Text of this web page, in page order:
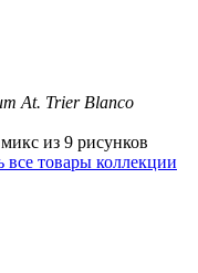
At. Trier Blanco
из 9 рисунков
все товары коллекции